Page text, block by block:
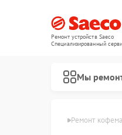
Ремонт устройств Saeco
Специализированный
Мы
Ремонт